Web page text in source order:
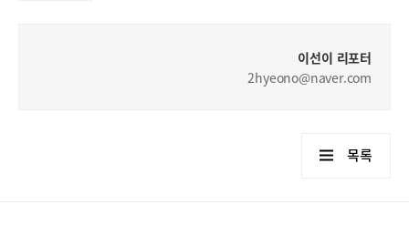
이선이 리포터
2hyeono@naver.com
목록